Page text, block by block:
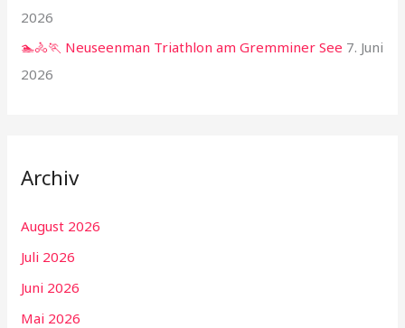
2026
🏊🚴🏃 Neuseenman Triathlon am Gremminer See 7. Juni
2026
Archiv
August 2026
Juli 2026
Juni 2026
Mai 2026